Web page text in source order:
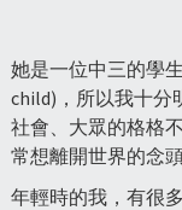
她是一位中三的學
child)，所以我十分
社會、大眾的格格
常想離開世界的
年輕時的我，有很